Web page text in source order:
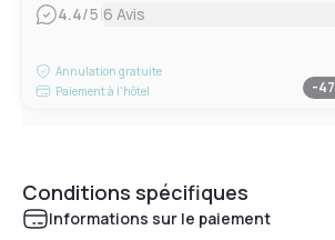
4.4/5|6 Avis
Annulation gratuite
Paiement à l'hôtel
-47
Conditions spécifiques
Informations sur le paiement